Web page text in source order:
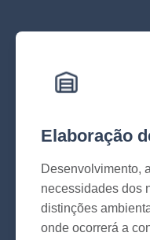
Elaboração
Desenvolvimento,
necessidades dos
distinções
onde ocorrerá a